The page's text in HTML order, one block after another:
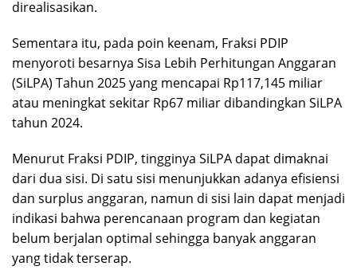
direalisasikan.
Sementara itu, pada poin keenam, Fraksi PDIP
menyoroti besarnya Sisa Lebih Perhitungan Anggaran
(SiLPA) Tahun 2025 yang mencapai Rp117,145 miliar
atau meningkat sekitar Rp67 miliar dibandingkan SiLPA
tahun 2024.
Menurut Fraksi PDIP, tingginya SiLPA dapat dimaknai
dari dua sisi. Di satu sisi menunjukkan adanya efisiensi
dan surplus anggaran, namun di sisi lain dapat menjadi
indikasi bahwa perencanaan program dan kegiatan
belum berjalan optimal sehingga banyak anggaran
yang tidak terserap.